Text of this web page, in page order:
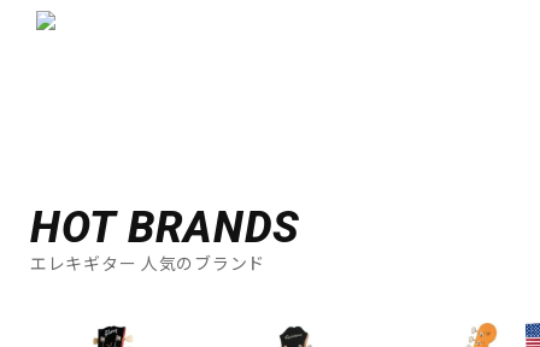
HOT BRANDS
エレキギター 人気のブランド